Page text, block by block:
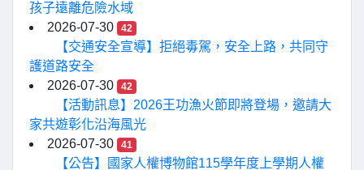
孩子遠離危險水域
2026-07-30
42
【交通安全宣導】拒絕毒駕，安全上路，共同守
護道路安全
2026-07-30
42
【活動訊息】2026王功漁火節即將登場，邀請大
家共遊彰化沿海風光
2026-07-30
41
【公告】國家人權博物館115學年度上學期人權